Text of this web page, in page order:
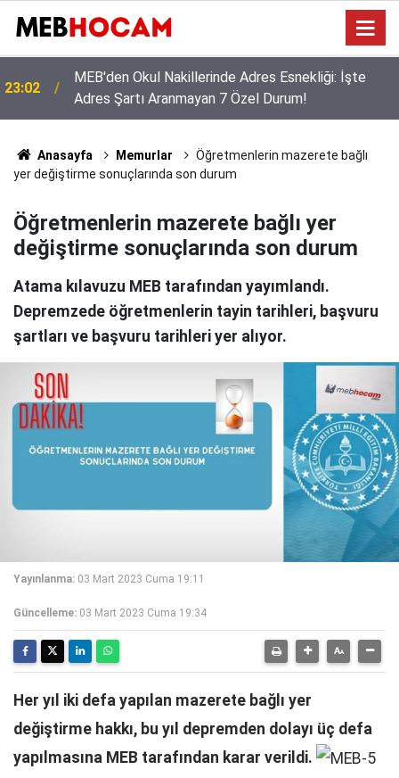
21:02
Okullarda Neden Tek Tip Kıyafet? Bakan Tekin’den
Aileleri ve Öğrencileri Yakından İlgilendiren
Açıklama!
Anasayfa Memurlar
Öğretmenlerin mazerete bağlı
yer değiştirme sonuçlarında son durum
Öğretmenlerin mazerete bağlı yer
değiştirme sonuçlarında son durum
Atama kılavuzu MEB tarafından yayımlandı.
Depremzede öğretmenlerin tayin tarihleri, başvuru
şartları ve başvuru tarihleri yer alıyor.
Yayınlanma: 03 Mart 2023 Cuma 19:11
Güncelleme: 03 Mart 2023 Cuma 19:34
Her yıl iki defa yapılan mazerete bağlı yer
değiştirme hakkı, bu yıl depremden dolayı üç defa
yapılmasına MEB tarafından karar verildi.